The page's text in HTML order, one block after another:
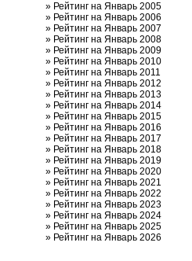
» Рейтинг на Январь 2005
» Рейтинг на Январь 2006
» Рейтинг на Январь 2007
» Рейтинг на Январь 2008
» Рейтинг на Январь 2009
» Рейтинг на Январь 2010
» Рейтинг на Январь 2011
» Рейтинг на Январь 2012
» Рейтинг на Январь 2013
» Рейтинг на Январь 2014
» Рейтинг на Январь 2015
» Рейтинг на Январь 2016
» Рейтинг на Январь 2017
» Рейтинг на Январь 2018
» Рейтинг на Январь 2019
» Рейтинг на Январь 2020
» Рейтинг на Январь 2021
» Рейтинг на Январь 2022
» Рейтинг на Январь 2023
» Рейтинг на Январь 2024
» Рейтинг на Январь 2025
» Рейтинг на Январь 2026